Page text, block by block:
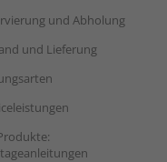
und Abholung
und Lieferung